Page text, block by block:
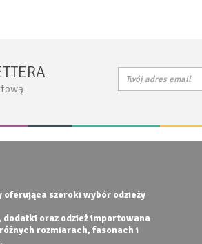
szeroki wybór odzieży
oraz odzież importowana
rozmiarach, fasonach i